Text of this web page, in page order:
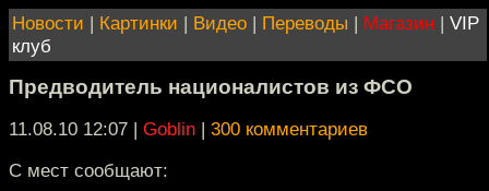
Новости | Картинки | Видео | Переводы | Магазин | VIP
клуб
Предводитель националистов из ФСО
11.08.10 12:07 | Goblin | 300 комментариев
С мест сообщают: